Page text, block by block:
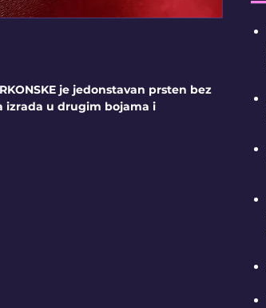
je jedonstavan prsten bez
izrada u drugim bojama i